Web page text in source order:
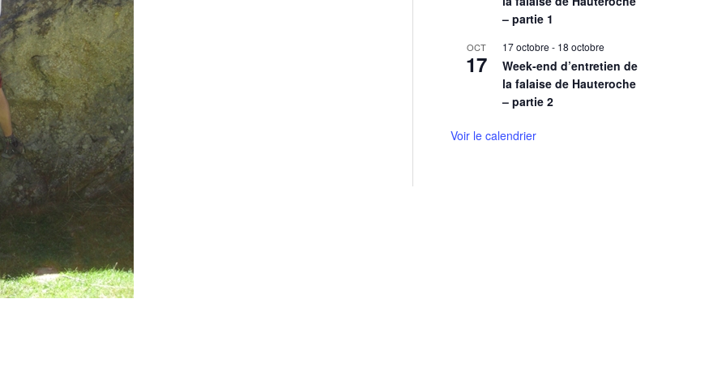
– partie 1
OCT
17
17 octobre - 18 octobre
Week-end d’entretien de
la falaise de Hauteroche
– partie 2
Voir le calendrier